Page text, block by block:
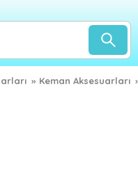
» Keman Aksesuarları